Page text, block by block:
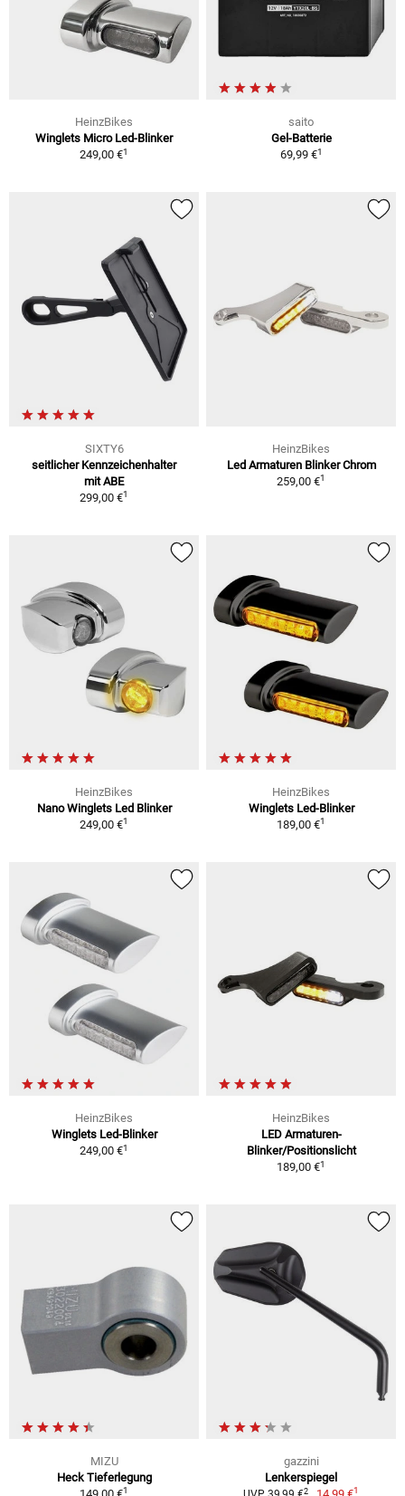
HeinzBikes
Winglets Micro Led-Blinker
249,00 €1
saito
Gel-Batterie
69,99 €1
SIXTY6
seitlicher Kennzeichenhalter
mit ABE
299,00 €1
HeinzBikes
Led Armaturen Blinker Chrom
259,00 €1
HeinzBikes
Nano Winglets Led Blinker
249,00 €1
HeinzBikes
Winglets Led-Blinker
189,00 €1
HeinzBikes
Winglets Led-Blinker
249,00 €1
HeinzBikes
LED Armaturen-
Blinker/Positionslicht
189,00 €1
MIZU
Heck Tieferlegung
1
gazzini
Lenkerspiegel
2 1